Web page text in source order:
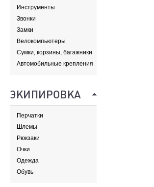
Инструменты
Звонки
Замки
Велокомпьютеры
Сумки, корзины, багажники
и адаптеры
Автомобильные крепления
ЭКИПИРОВКА
Перчатки
Шлемы
Рюкзаки
Очки
Одежда
Обувь